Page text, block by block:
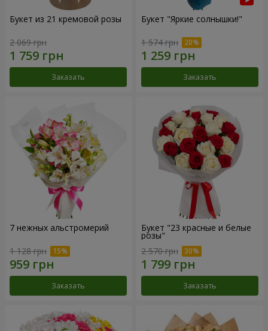
Букет из 21 кремовой розы
2 069 грн
Заказать
Букет "Яркие солнышки!"
1 574 грн
Заказать
7 нежных альстромерий
1 128 грн
Заказать
Букет "23 красные и белые
розы"
2 570 грн
Заказать